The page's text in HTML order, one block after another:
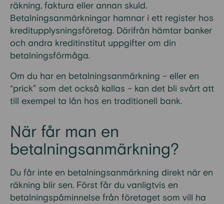
räkning, faktura eller annan skuld.
Betalningsanmärkningar hamnar i ett register hos
kreditupplysningsföretag. Därifrån hämtar banker
och andra kreditinstitut uppgifter om din
betalningsförmåga.
Om du har en betalningsanmärkning – eller en
“prick” som det också kallas – kan det bli svårt att
till exempel ta lån hos en traditionell bank.
När får man en
betalningsanmärkning?
Du får inte en betalningsanmärkning direkt när en
räkning blir sen. Först får du vanligtvis en
betalningspåminnelse från företaget som vill ha